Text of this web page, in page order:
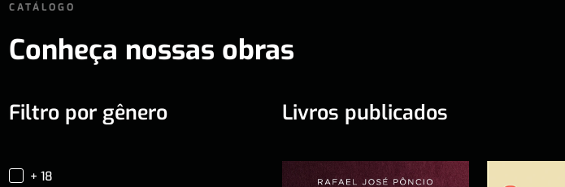
CATÁLOGO
Conheça nossas obras
Filtro por gênero
+ 18
Livros publicados